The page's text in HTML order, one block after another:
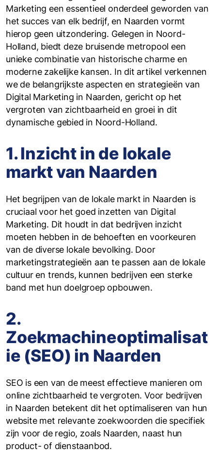
Marketing een essentieel onderdeel geworden van
het succes van elk bedrijf, en Naarden vormt
hierop geen uitzondering. Gelegen in Noord-
Holland, biedt deze bruisende metropool een
unieke combinatie van historische charme en
moderne zakelijke kansen. In dit artikel verkennen
we de belangrijkste aspecten en strategieën van
Digital Marketing in Naarden, gericht op het
vergroten van zichtbaarheid en groei in dit
dynamische gebied in Noord-Holland.
1. Inzicht in de lokale
markt van Naarden
Het begrijpen van de lokale markt in Naarden is
cruciaal voor het goed inzetten van Digital
Marketing. Dit houdt in dat bedrijven inzicht
moeten hebben in de behoeften en voorkeuren
van de diverse lokale bevolking. Door
marketingstrategieën aan te passen aan de lokale
cultuur en trends, kunnen bedrijven een sterke
band met hun doelgroep opbouwen.
2.
Zoekmachineoptimalisat
ie (SEO) in Naarden
SEO is een van de meest effectieve manieren om
online zichtbaarheid te vergroten. Voor bedrijven
in Naarden betekent dit het optimaliseren van hun
website met relevante zoekwoorden die specifiek
zijn voor de regio, zoals Naarden, naast hun
product- of dienstaanbod.